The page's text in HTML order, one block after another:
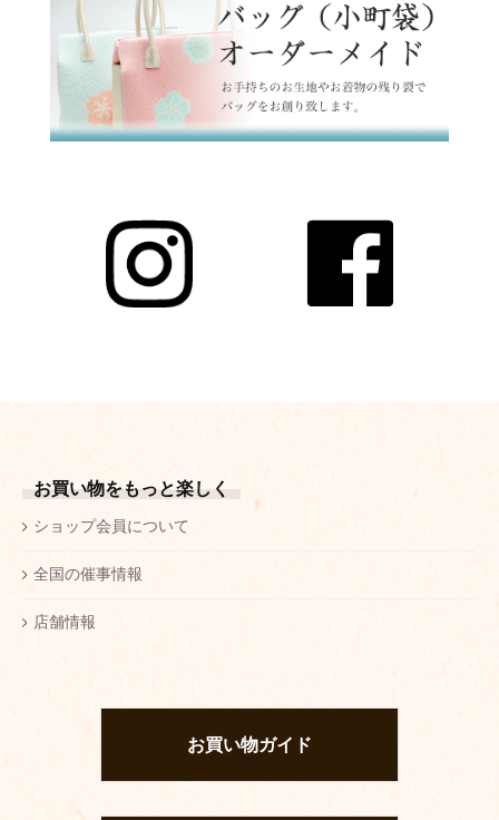
お買い物をもっと楽しく
ショップ会員について
全国の催事情報
店舗情報
お買い物ガイド